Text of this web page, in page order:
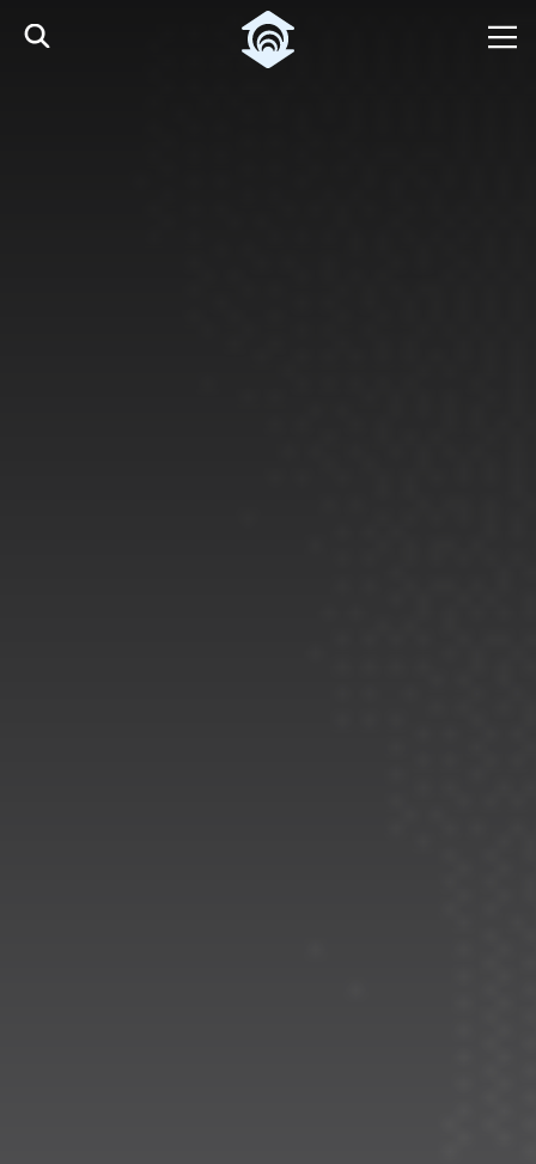
Pular para o Conteúdo principal